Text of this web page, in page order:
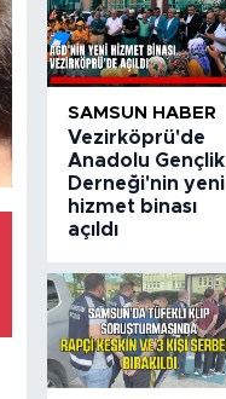
SAMSUN HABER
Vezirköprü'de
Anadolu Gençlik
Derneği'nin yeni
hizmet binası
açıldı